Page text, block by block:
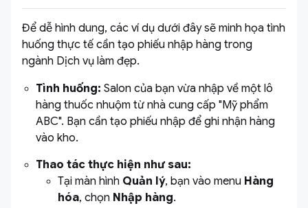
Để dễ hình dung, các ví dụ dưới đây sẽ minh họa tình
huống thực tế cần tạo phiếu nhập hàng trong
ngành Dịch vụ làm đẹp.
Tình huống: Salon của bạn vừa nhập về một lô
hàng thuốc nhuộm từ nhà cung cấp "Mỹ phẩm
ABC". Bạn cần tạo phiếu nhập để ghi nhận hàng
vào kho.
Thao tác thực hiện như sau:
Tại màn hình Quản lý, bạn vào menu Hàng
hóa, chọn Nhập hàng.